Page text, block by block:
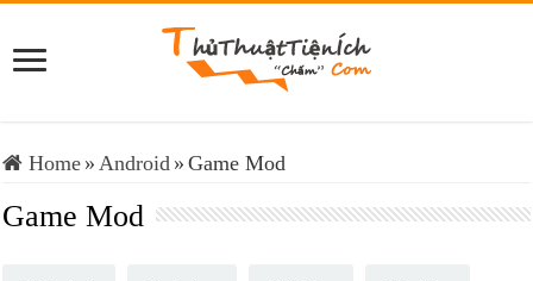
Home » Android » Game Mod
Game Mod